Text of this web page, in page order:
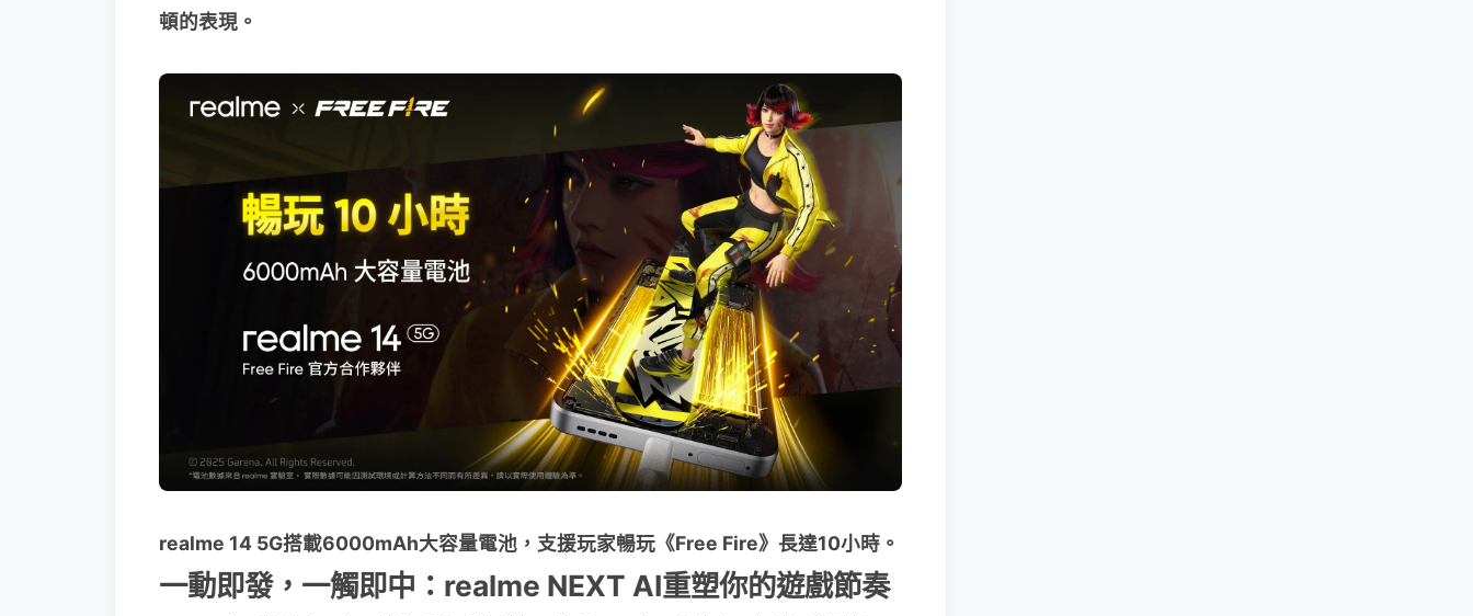
頓的表現。
realme 14 5G搭載6000mAh大容量電池，支援玩家暢玩《Free Fire》長達10小時。
一動即發，一觸即中：realme NEXT AI重塑你的遊戲節奏